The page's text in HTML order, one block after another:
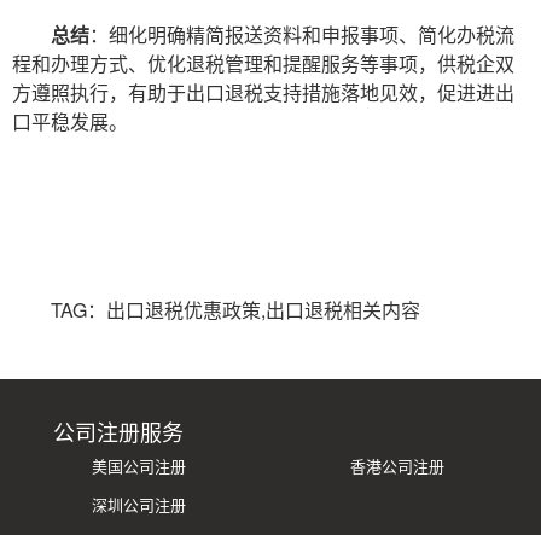
总结：细化明确精简报送资料和申报事项、简化办税流
程和办理方式、优化退税管理和提醒服务等事项，供税企双
方遵照执行，有助于出口退税支持措施落地见效，促进进出
口平稳发展。
TAG：出口退税优惠政策,出口退税相关内容
公司注册服务
美国公司注册
香港公司注册
深圳公司注册